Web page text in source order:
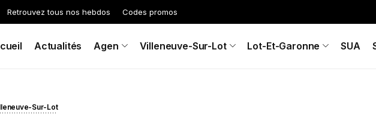
Retrouvez tous nos hebdos Codes promos
Actualités Agen Villeneuve-Sur-Lot Lot-Et-Garonne SUA
Sur-Lot